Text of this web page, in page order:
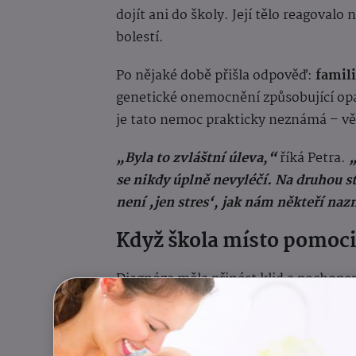
dojít ani do školy. Její tělo reagovalo
bolestí.
Po nějaké době přišla odpověď:
genetické onemocnění způsobující
je tato nemoc prakticky neznámá –
„Byla to zvláštní úleva,“říká Petra.
se nikdy úplně nevyléčí. Na druhou
není ‚jen stres‘, jak nám někteří
Když škola místo
Diagnóza měla přinést klid a
„Místo úlevy přišla další bitva,“
měla individuální plán, ale